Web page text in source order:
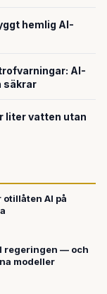
hemlig AI-
AI-
säkrar
liter vatten utan
AI på
regeringen — och
modeller